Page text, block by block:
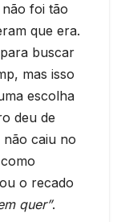
foi tão
que era.
buscar
mas isso
escolha
deu de
caiu no
o recado
quer”.